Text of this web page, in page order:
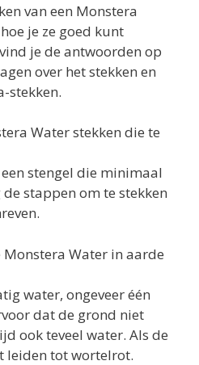
van een Monstera
je ze goed kunt
je de antwoorden op
over het stekken en
stekken.
Water stekken die te
stengel die minimaal
stappen om te stekken
Monstera Water in aarde
water, ongeveer één
dat de grond niet
ook teveel water. Als de
leiden tot wortelrot.